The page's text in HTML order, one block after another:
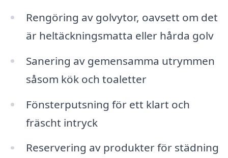
Rengöring av golvytor, oavsett om det
är heltäckningsmatta eller hårda golv
Sanering av gemensamma utrymmen
såsom kök och toaletter
Fönsterputsning för ett klart och
fräscht intryck
Reservering av produkter för städning